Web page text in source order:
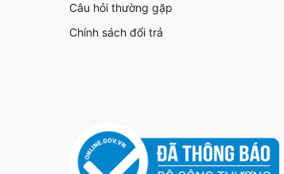
Câu hỏi thường gặp
Chính sách đổi trả